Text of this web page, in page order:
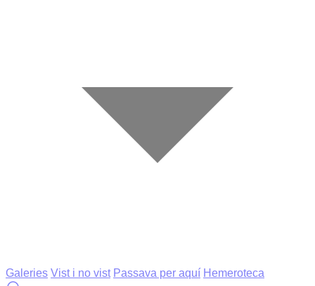
Galeries Vist i no vist Passava per aquí Hemeroteca